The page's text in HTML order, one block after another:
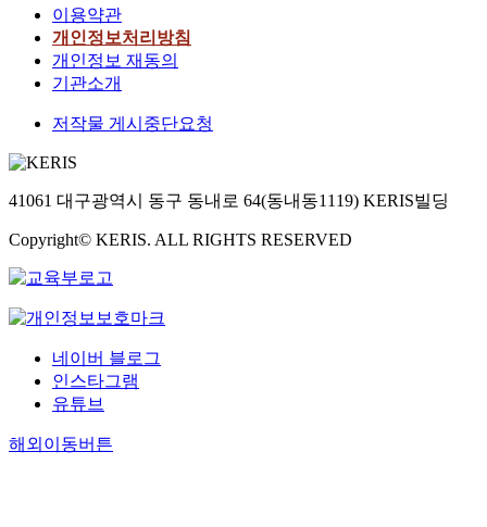
이용약관
개인정보처리방침
개인정보 재동의
기관소개
저작물 게시중단요청
41061 대구광역시 동구 동내로 64(동내동1119) KERIS빌딩
Copyright© KERIS. ALL RIGHTS RESERVED
네이버 블로그
인스타그램
유튜브
해외이동버튼